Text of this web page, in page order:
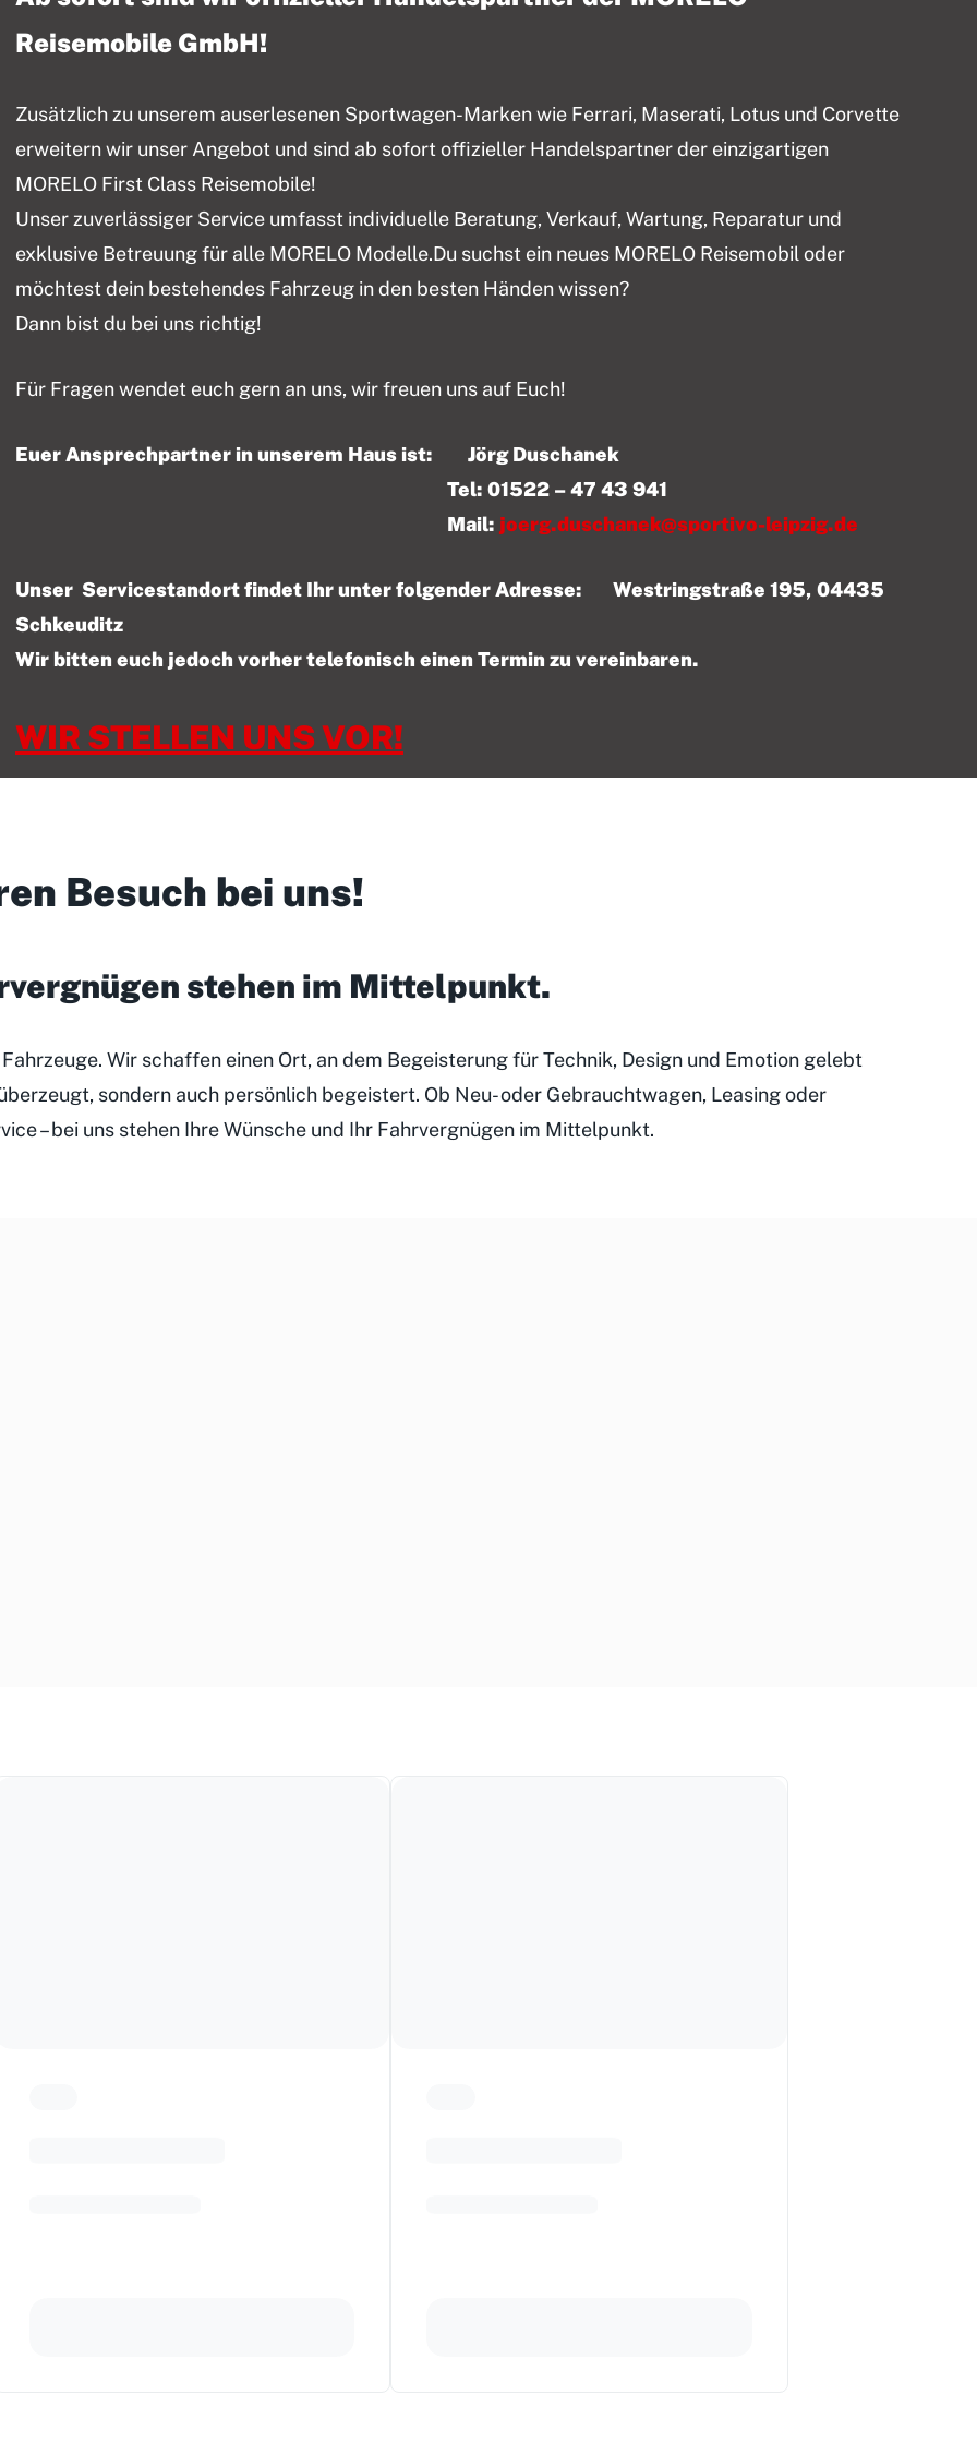
Reisemobile GmbH!
Zusätzlich zu unserem auserlesenen Sportwagen-Marken wie Ferrari, Maserati, Lotus und Corvette
erweitern wir unser Angebot und sind ab sofort offizieller Handelspartner der einzigartigen
MORELO First Class Reisemobile!
Unser zuverlässiger Service umfasst individuelle Beratung, Verkauf, Wartung, Reparatur und
exklusive Betreuung für alle MORELO Modelle.Du suchst ein neues MORELO Reisemobil oder
möchtest dein bestehendes Fahrzeug in den besten Händen wissen?
Dann bist du bei uns richtig!
Für Fragen wendet euch gern an uns, wir freuen uns auf Euch!
Euer Ansprechpartner in unserem Haus ist: Jörg Duschanek
Tel: 01522 – 47 43 941
Mail: joerg.duschanek@sportivo-leipzig.de
Unser Servicestandort findet Ihr unter folgender Adresse: Westringstraße 195, 04435
Schkeuditz
Wir bitten euch jedoch vorher telefonisch einen Termin zu vereinbaren.
WIR STELLEN UNS VOR!
Besuch bei uns!
stehen im Mittelpunkt.
Wir schaffen einen Ort, an dem Begeisterung für Technik, Design und Emotion gelebt
sondern auch persönlich begeistert. Ob Neu- oder Gebrauchtwagen, Leasing oder
– bei uns stehen Ihre Wünsche und Ihr Fahrvergnügen im Mittelpunkt.